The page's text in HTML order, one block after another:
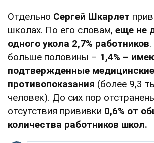
Отдельно Сергей Шкарлет
школах. По его словам, еще не
одного укола 2,7% работников
больше половины – 1,4% –
подтвержденные медицинские
противопоказания (более 9,3
человек). До сих пор
отсутствия прививки 0,6% от
количества работников школ.